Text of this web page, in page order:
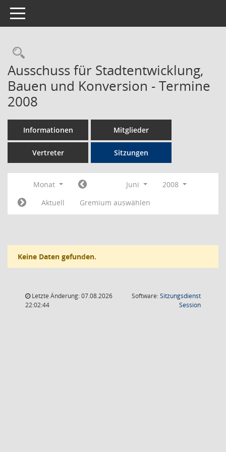
Toggle navigation
Rechercheauswahl
Ausschuss für Stadtentwicklung,
Bauen und Konversion - Termine
2008
Informationen Mitglieder
Vertreter Sitzungen
Monat Juni
2008
Aktuell
Gremium auswählen
Keine Daten gefunden.
Letzte Änderung: 07.08.2026
22:02:44
Software:Sitzungsdienst
Session(Wird in